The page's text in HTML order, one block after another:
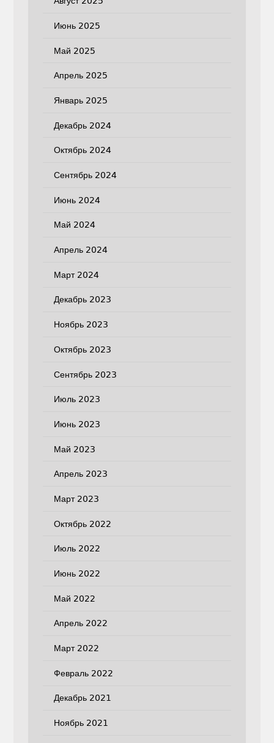
Июнь 2025
Май 2025
Апрель 2025
Январь 2025
Декабрь 2024
Октябрь 2024
Сентябрь 2024
Июнь 2024
Май 2024
Апрель 2024
Март 2024
Декабрь 2023
Ноябрь 2023
Октябрь 2023
Сентябрь 2023
Июль 2023
Июнь 2023
Май 2023
Апрель 2023
Март 2023
Октябрь 2022
Июль 2022
Июнь 2022
Май 2022
Апрель 2022
Март 2022
Февраль 2022
Декабрь 2021
Ноябрь 2021